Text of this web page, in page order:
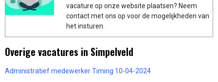
vacature op onze website plaatsen? Neem
contact met ons op voor de mogelijkheden van
het insturen.
Overige vacatures in Simpelveld
Administratief medewerker Timing 10-04-2024